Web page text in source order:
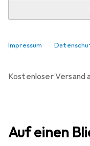
Impressum Vergleichen
Kostenloser Versand
Auf einen